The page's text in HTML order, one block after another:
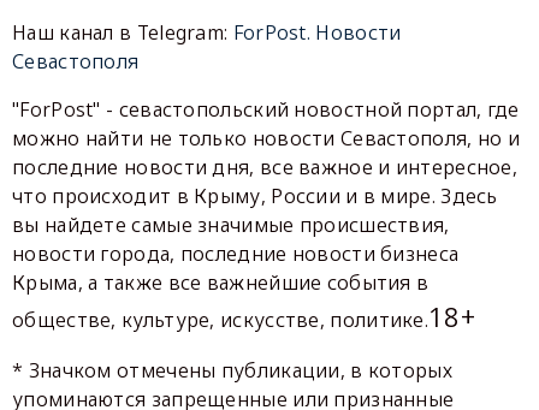
Наш канал в Telegram: ForPost. Новости
Севастополя
"ForPost" - севастопольский новостной портал, где
можно найти не только новости Севастополя, но и
последние новости дня, все важное и интересное,
что происходит в Крыму, России и в мире. Здесь
вы найдете самые значимые происшествия,
новости города, последние новости бизнеса
Крыма, а также все важнейшие события в
обществе, культуре, искусстве, политике.18+
* Значком отмечены публикации, в которых
упоминаются запрещенные или признанные